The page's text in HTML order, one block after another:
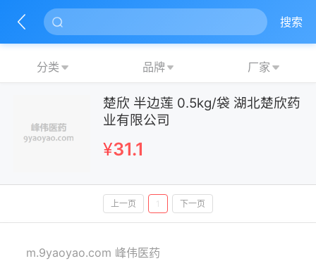
搜索
分类 品牌 厂家
楚欣 半边莲 0.5kg/袋 湖北楚欣药
业有限公司
¥31.1
上一页 1 下一页
m.9yaoyao.com 峰伟医药